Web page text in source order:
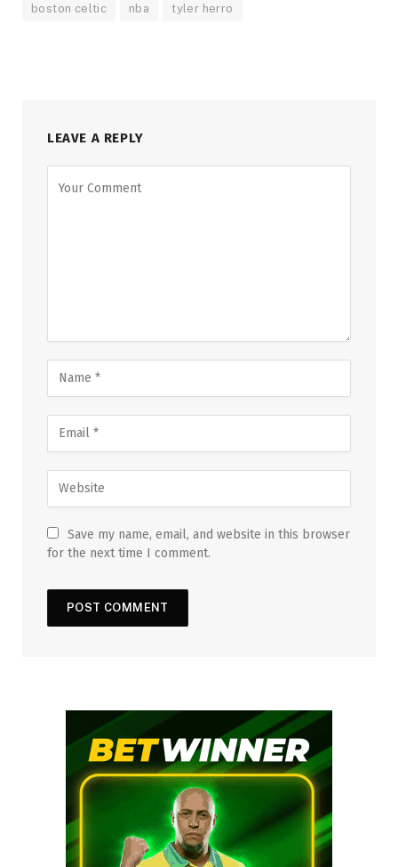
boston celtic nba tyler herro
LEAVE A REPLY
Save my name, email, and website in this browser
for the next time I comment.